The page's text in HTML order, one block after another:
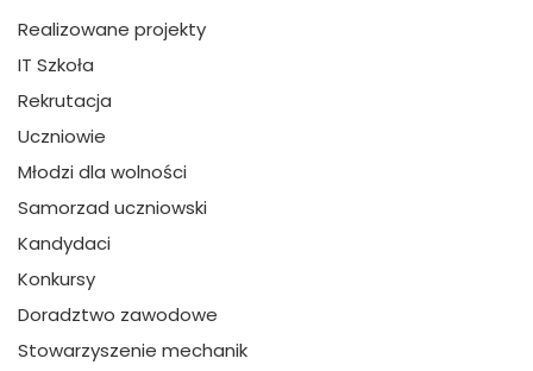
Realizowane projekty
IT Szkoła
Rekrutacja
Uczniowie
Młodzi dla wolności
Samorzad uczniowski
Kandydaci
Konkursy
Doradztwo zawodowe
Stowarzyszenie mechanik